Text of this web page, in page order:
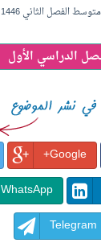
الفصل الثاني 1446
الدراسي الأول
Google+
WhatsApp
Telegram